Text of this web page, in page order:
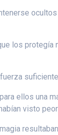
los protegía
ellos una
visto